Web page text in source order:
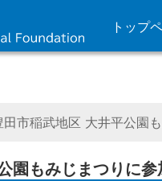
トップ
田市稲武地区 大井平公園
園もみじまつりに参